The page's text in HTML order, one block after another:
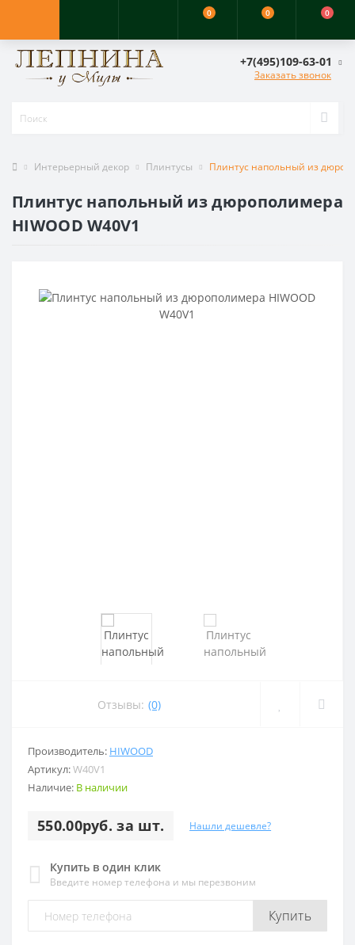
0 0 0
+7(495)109-63-01
Заказать звонок
Интерьерный декор Плинтусы Плинтус напольный из
Плинтус напольный из дюрополимера
HIWOOD W40V1
Отзывы: (0)
Производитель: HIWOOD
Артикул:W40V1
Наличие: В наличии
550.00руб. за шт. Нашли дешевле?
Купить в один клик
Введите номер телефона и мы перезвоним
Купить